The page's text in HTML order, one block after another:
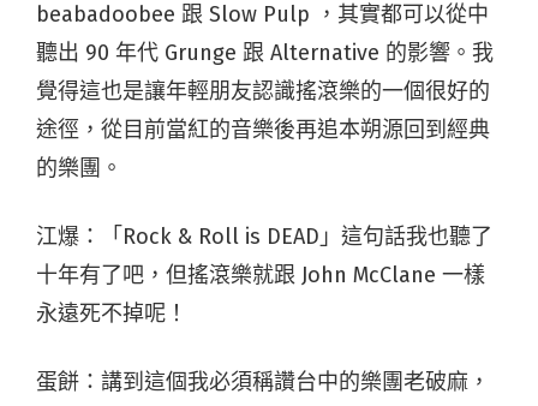
beabadoobee 跟 Slow Pulp ，其實都可以從中
聽出 90 年代 Grunge 跟 Alternative 的影響。我
覺得這也是讓年輕朋友認識搖滾樂的一個很好的
途徑，從目前當紅的音樂後再追本朔源回到經典
的樂團。
江爆：「Rock & Roll is DEAD」這句話我也聽了
十年有了吧，但搖滾樂就跟 John McClane 一樣
永遠死不掉呢！
蛋餅：講到這個我必須稱讚台中的樂團老破麻，